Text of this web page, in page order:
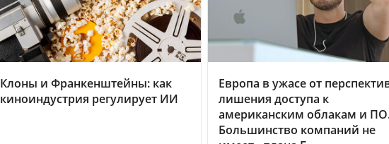
Клоны и Франкенштейны: как
киноиндустрия регулирует ИИ
Европа в ужасе от
лишения доступа к
американским облакам и
Большинство компаний не